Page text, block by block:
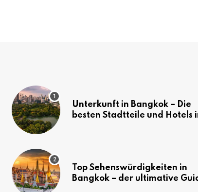
Unterkunft in Bangkok – Die
besten Stadtteile und Hotels
Top Sehenswürdigkeiten in
Bangkok – der ultimative